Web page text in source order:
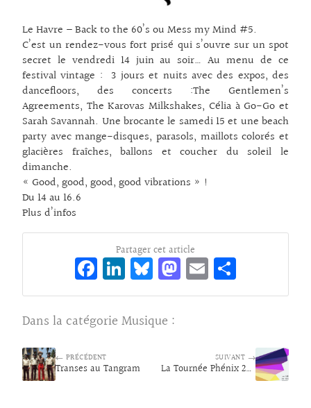
Le Havre – Back to the 60’s ou Mess my Mind #5.
C’est un rendez-vous fort prisé qui s’ouvre sur un spot
secret le vendredi 14 juin au soir… Au menu de ce
festival vintage : 3 jours et nuits avec des expos, des
dancefloors, des concerts :The Gentlemen’s
Agreements, The Karovas Milkshakes, Célia à Go-Go et
Sarah Savannah. Une brocante le samedi 15 et une beach
party avec mange-disques, parasols, maillots colorés et
glacières fraîches, ballons et coucher du soleil le
dimanche.
« Good, good, good, good vibrations » !
Du 14 au 16.6
Plus d’infos
Partager cet article
Fa
ce
bo
o
k
Li
n
ke
dI
n
Bl
ue
sk
y
M
as
o
n
E
m rt
Dans la catégorie Musique :
← PRÉCÉDENT
Transes au Tangram
SUIVANT →
La Tournée Phénix 2019